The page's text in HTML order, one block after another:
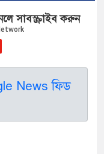
সাবস্ক্রাইব করুন
News ফিড